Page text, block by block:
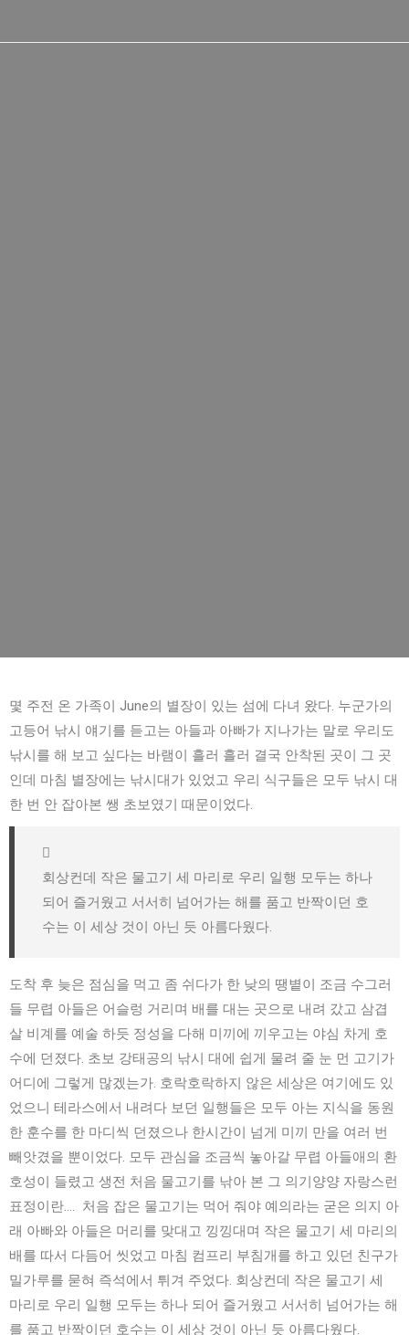
몇 주전 온 가족이 June의 별장이 있는 섬에 다녀 왔다. 누군가의
고등어 낚시 얘기를 듣고는 아들과 아빠가 지나가는 말로 우리도
낚시를 해 보고 싶다는 바램이 흘러 흘러 결국 안착된 곳이 그 곳
인데 마침 별장에는 낚시대가 있었고 우리 식구들은 모두 낚시 대
한 번 안 잡아본 쌩 초보였기 때문이었다.
회상컨데 작은 물고기 세 마리로 우리 일행 모두는 하나
되어 즐거웠고 서서히 넘어가는 해를 품고 반짝이던 호
수는 이 세상 것이 아닌 듯 아름다웠다.
도착 후 늦은 점심을 먹고 좀 쉬다가 한 낮의 땡볕이 조금 수그러
들 무렵 아들은 어슬렁 거리며 배를 대는 곳으로 내려 갔고 삼겹
살 비계를 예술 하듯 정성을 다해 미끼에 끼우고는 야심 차게 호
수에 던졌다. 초보 강태공의 낚시 대에 쉽게 물려 줄 눈 먼 고기가
어디에 그렇게 많겠는가. 호락호락하지 않은 세상은 여기에도 있
었으니 테라스에서 내려다 보던 일행들은 모두 아는 지식을 동원
한 훈수를 한 마디씩 던졌으나 한시간이 넘게 미끼 만을 여러 번
빼앗겼을 뿐이었다. 모두 관심을 조금씩 놓아갈 무렵 아들애의 환
호성이 들렸고 생전 처음 물고기를 낚아 본 그 의기양양 자랑스런
표정이란…. 처음 잡은 물고기는 먹어 줘야 예의라는 굳은 의지 아
래 아빠와 아들은 머리를 맞대고 낑낑대며 작은 물고기 세 마리의
배를 따서 다듬어 씻었고 마침 컴프리 부침개를 하고 있던 친구가
밀가루를 묻혀 즉석에서 튀겨 주었다. 회상컨데 작은 물고기 세
마리로 우리 일행 모두는 하나 되어 즐거웠고 서서히 넘어가는 해
를 품고 반짝이던 호수는 이 세상 것이 아닌 듯 아름다웠다.